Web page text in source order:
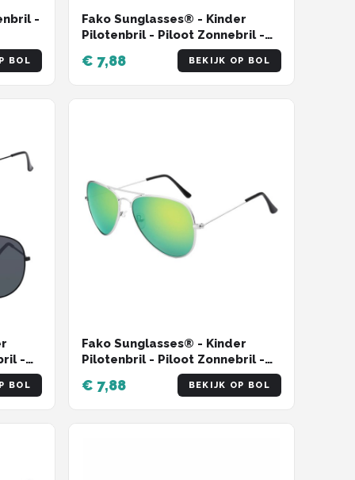
-
-
BOL
Fako Sunglasses® - Kinder
Pilotenbril - Piloot Zonnebril -
Jongens Zonnebril - Meisjes
Zonnebril - Lichtbruin
€ 7,88 BEKIJK OP BOL
-
BOL
Fako Sunglasses® - Kinder
Pilotenbril - Piloot Zonnebril -
Jongens Zonnebril - Meisjes
Zonnebril - Zilver - Groen
€ 7,88 BEKIJK OP BOL